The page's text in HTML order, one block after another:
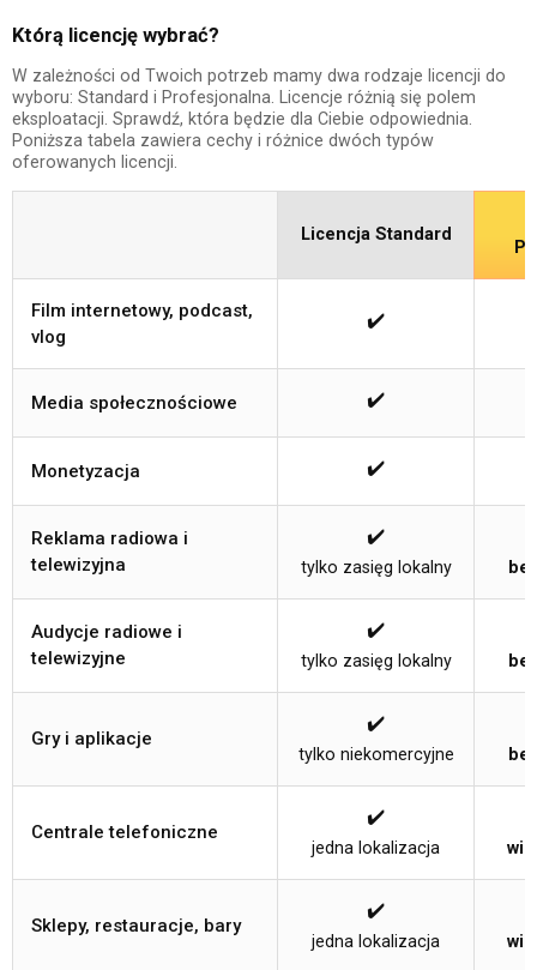
Którą licencję wybrać?
W zależności od Twoich potrzeb mamy dwa rodzaje licencji do
wyboru: Standard i Profesjonalna. Licencje różnią się polem
eksploatacji. Sprawdź, która będzie dla Ciebie odpowiednia.
Poniższa tabela zawiera cechy i różnice dwóch typów
oferowanych licencji.
Licencja Standard
Film internetowy, podcast,
vlog
✔️
Media społecznościowe ✔️
Monetyzacja ✔️
Reklama radiowa i
telewizyjna
✔️
tylko zasięg lokalny
Audycje radiowe i
telewizyjne
✔️
tylko zasięg lokalny
Gry i aplikacje
✔️
tylko niekomercyjne
Centrale telefoniczne
✔️
jedna lokalizacja
Sklepy, restauracje, bary
✔️
jedna lokalizacja